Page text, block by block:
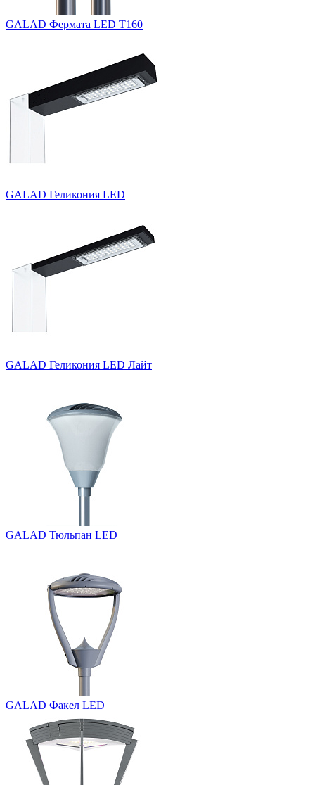
GALAD Фермата LED Т160
GALAD Геликония LED
GALAD Геликония LED Лайт
GALAD Тюльпан LED
GALAD Факел LED